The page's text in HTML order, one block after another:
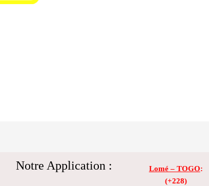
Notre Application : Lomé – TOGO:
(+228)